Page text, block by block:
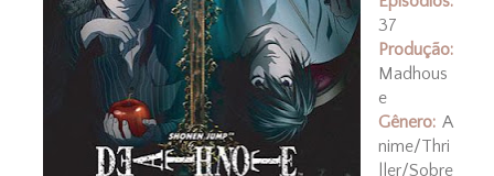
37
Produção:
Madhous
e
Gênero:A
nime/Thri
ller/Sobre